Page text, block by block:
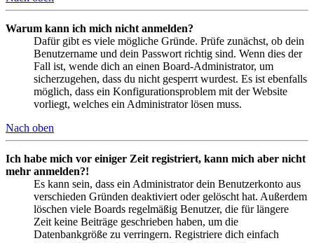
Warum kann ich mich nicht anmelden?
Dafür gibt es viele mögliche Gründe. Prüfe zunächst, ob dein
Benutzername und dein Passwort richtig sind. Wenn dies der
Fall ist, wende dich an einen Board-Administrator, um
sicherzugehen, dass du nicht gesperrt wurdest. Es ist ebenfalls
möglich, dass ein Konfigurationsproblem mit der Website
vorliegt, welches ein Administrator lösen muss.
Nach oben
Ich habe mich vor einiger Zeit registriert, kann mich aber nicht
mehr anmelden?!
Es kann sein, dass ein Administrator dein Benutzerkonto aus
verschieden Gründen deaktiviert oder gelöscht hat. Außerdem
löschen viele Boards regelmäßig Benutzer, die für längere
Zeit keine Beiträge geschrieben haben, um die
Datenbankgröße zu verringern. Registriere dich einfach